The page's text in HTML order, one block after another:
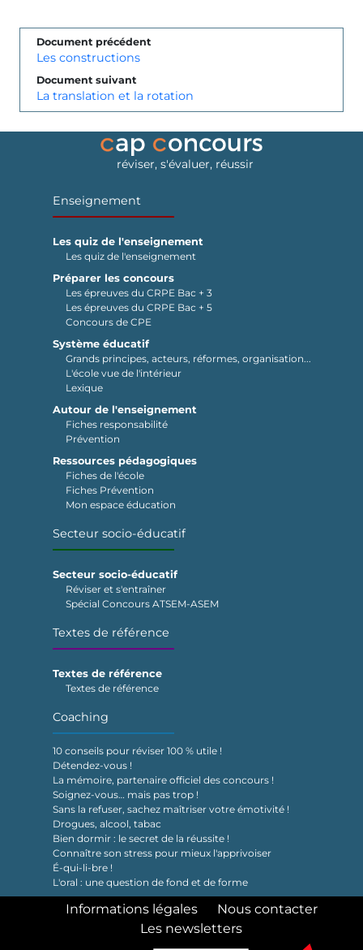
Document précédent
Les constructions
Document suivant
La translation et la rotation
réviser, s'évaluer, réussir
Enseignement
Les quiz de l'enseignement
Les quiz de l'enseignement
Préparer les concours
Les épreuves du CRPE Bac + 3
Les épreuves du CRPE Bac + 5
Concours de CPE
Système éducatif
Grands principes, acteurs, réformes, organisation...
L'école vue de l'intérieur
Lexique
Autour de l'enseignement
Fiches responsabilité
Prévention
Ressources pédagogiques
Fiches de l'école
Fiches Prévention
Mon espace éducation
Secteur socio-éducatif
Secteur socio-éducatif
Réviser et s'entraîner
Spécial Concours ATSEM-ASEM
Textes de référence
Textes de référence
Textes de référence
Coaching
10 conseils pour réviser 100 % utile !
Détendez-vous !
La mémoire, partenaire officiel des concours !
Soignez-vous… mais pas trop !
Sans la refuser, sachez maîtriser votre émotivité !
Drogues, alcool, tabac
Bien dormir : le secret de la réussite !
Connaître son stress pour mieux l'apprivoiser
É-qui-li-bre !
L'oral : une question de fond et de forme
Informations légales
Nous contacter
Les newsletters